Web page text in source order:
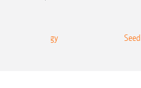
technology